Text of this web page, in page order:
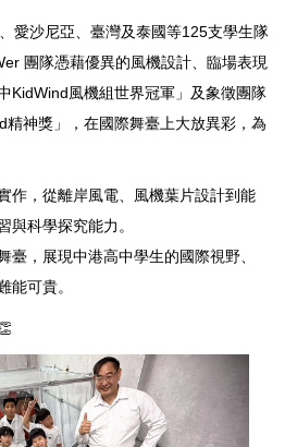
愛沙尼亞、臺灣及泰國等125支學生隊
團隊憑藉優異的風機設計、臨場表現
KidWind風機組世界冠軍」及象徵團隊
精神獎」，在國際舞臺上大放異彩，為
作，從離岸風電、風機葉片設計到能
與科學探究能力。
臺，展現中港高中學生的國際視野、
能可貴。